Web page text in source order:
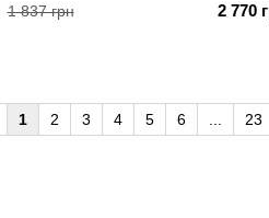
1 837 грн 2 770
1 2 3 4 5 6 23